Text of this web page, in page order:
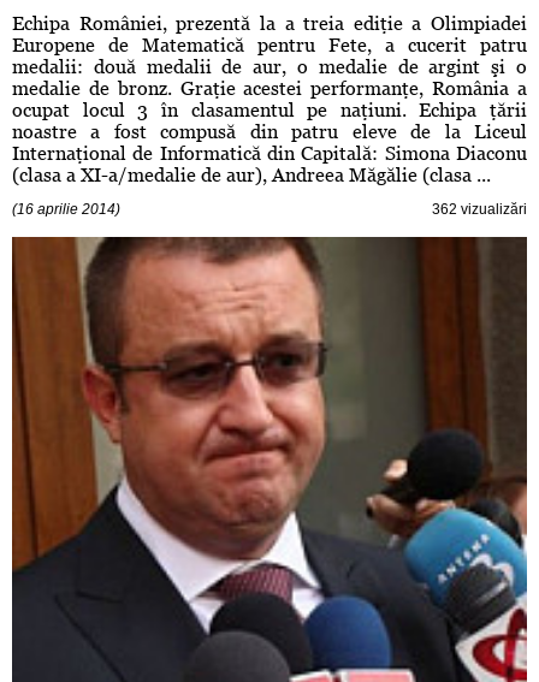
Echipa României, prezentă la a treia ediţie a Olimpiadei
Europene de Matematică pentru Fete, a cucerit patru
medalii: două medalii de aur, o medalie de argint şi o
medalie de bronz. Graţie acestei performanţe, România a
ocupat locul 3 în clasamentul pe naţiuni. Echipa ţării
noastre a fost compusă din patru eleve de la Liceul
Internaţional de Informatică din Capitală: Simona Diaconu
(clasa a XI-a/medalie de aur), Andreea Măgălie (clasa ...
(16 aprilie 2014) 362 vizualizări